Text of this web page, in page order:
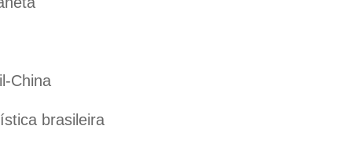
China
brasileira